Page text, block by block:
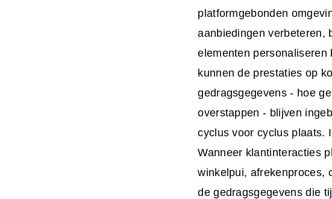
platformgebonden
aanbiedingen verbeteren,
elementen
kunnen de prestaties op
gedragsgegevens - hoe
overstappen - blijven
cyclus voor cyclus plaats.
Wanneer klantinteracties
winkelpui, afrekenproces,
de gedragsgegevens die